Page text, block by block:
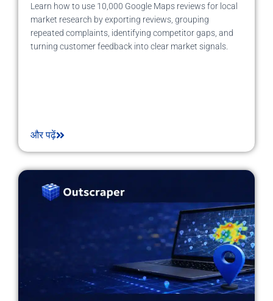
Learn how to use 10,000 Google Maps reviews for local
market research by exporting reviews, grouping
repeated complaints, identifying competitor gaps, and
turning customer feedback into clear market signals.
और पढ़ें